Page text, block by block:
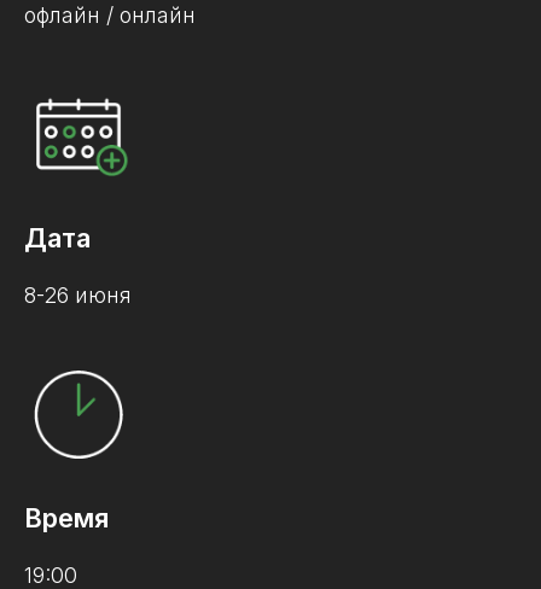
офлайн / онлайн
Дата
8-26 июня
Время
19:00